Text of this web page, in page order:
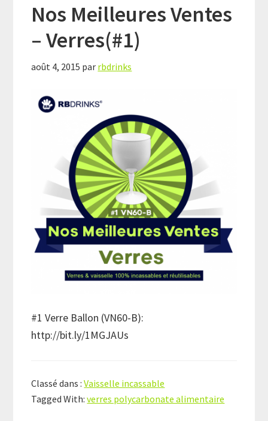
Nos Meilleures Ventes
– Verres(#1)
août 4, 2015 par rbdrinks
#1 Verre Ballon (VN60-B):
http://bit.ly/1MGJAUs
Classé dans :Vaisselle incassable
Tagged With:verres polycarbonate alimentaire